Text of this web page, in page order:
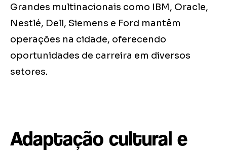
Grandes multinacionais como IBM, Oracle,
Nestlé, Dell, Siemens e Ford mantêm
operações na cidade, oferecendo
oportunidades de carreira em diversos
setores.
Adaptação cultural e